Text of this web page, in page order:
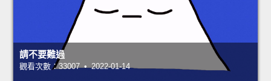
請不要難過
觀看次數：33007 • 2022-01-14